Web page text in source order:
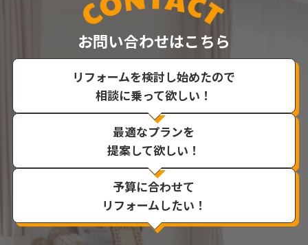
お問い合わせはこちら
リフォームを検討し始めたので
相談に乗って欲しい！
最適なプランを
提案して欲しい！
予算に合わせて
リフォームしたい！